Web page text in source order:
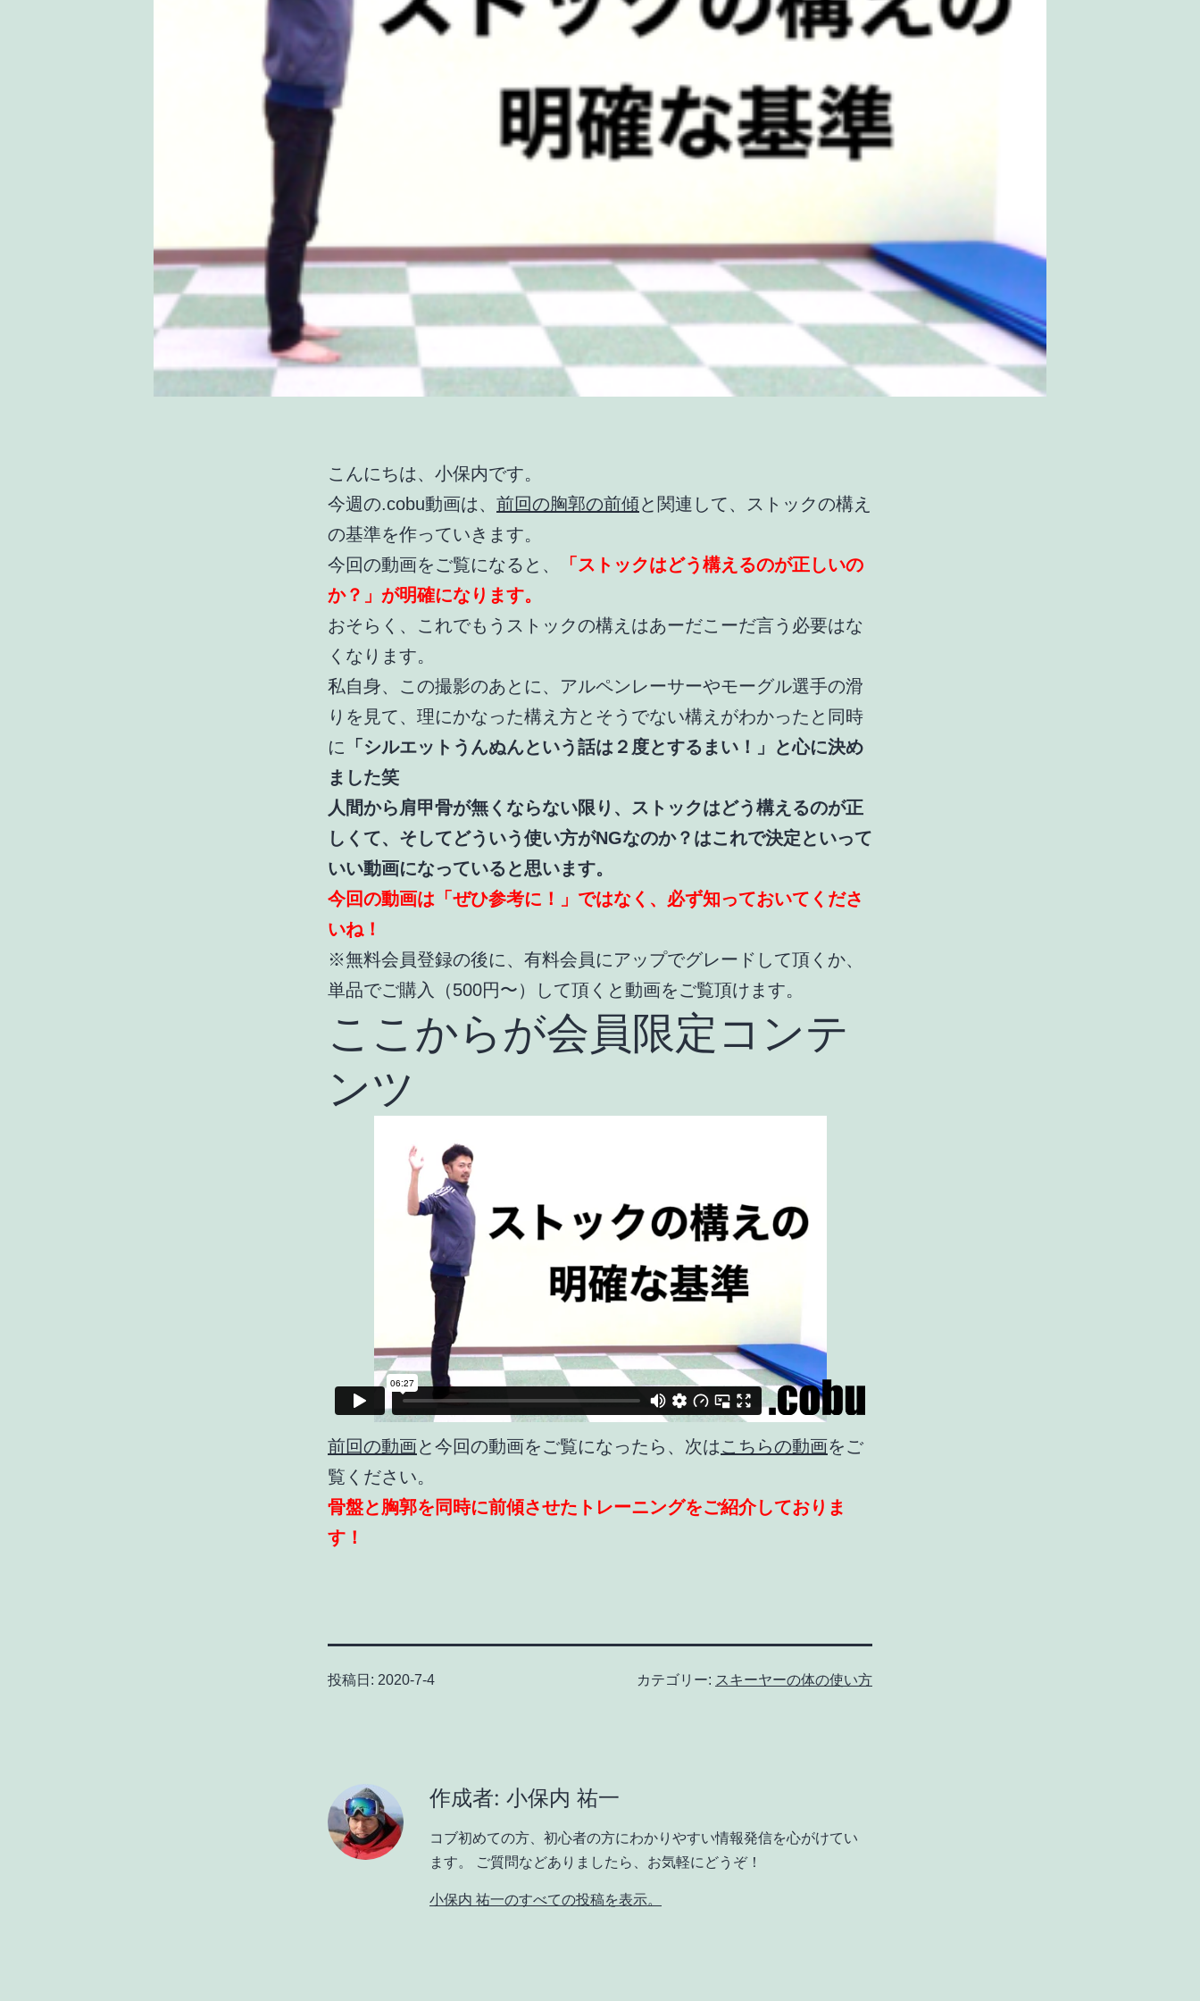
こんにちは、小保内です。
今週の.cobu動画は、 前回の胸郭の前傾と関連して、ストックの構え
の基準を作っていきます。
今回の動画をご覧になると、
「ストックはどう構えるのが正しいの
か？」が明確になります。
おそらく、これでもうストックの構えはあーだこーだ言う必要はな
くなります。
私自身、この撮影のあとに、アルペンレーサーやモーグル選手の滑
りを見て、理にかなった構え方とそうでない構えがわかったと同時
に
「シルエットうんぬんという話は２度とするまい！」と心に決め
ました笑
人間から肩甲骨が無くならない限り、ストックはどう構えるのが正
しくて、そしてどういう使い方がNGなのか？はこれで決定といって
いい動画になっていると思います。
今回の動画は「ぜひ参考に！」ではなく、必ず知っておいてくださ
いね！
※無料会員登録の後に、有料会員にアップでグレードして頂くか、
単品でご購入（500円〜）して頂くと動画をご覧頂けます。
ここからが会員限定コンテ
ンツ
前回の動画と今回の動画をご覧になったら、次はこちらの動画をご
覧ください。
骨盤と胸郭を同時に前傾させたトレーニングをご紹介しておりま
す！
投稿日: 2020-7-4 カテゴリー: スキーヤーの体の使い方
作成者: 小保内 祐一
コブ初めての方、初心者の方にわかりやすい情報発信を心がけてい
ます。 ご質問などありましたら、お気軽にどうぞ！
小保内 祐一のすべての投稿を表示。